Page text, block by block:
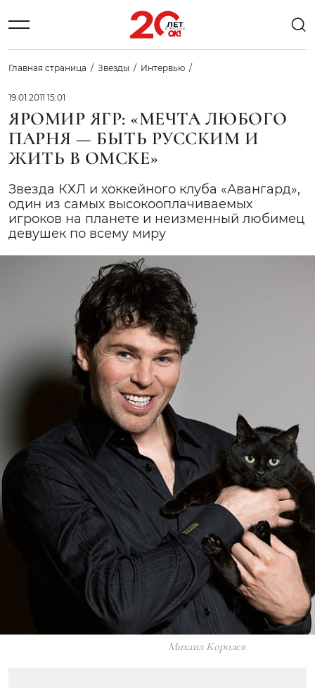
Главная страница Звезды Интервью
19.01.2011 15:01
ЯРОМИР ЯГР: «МЕЧТА ЛЮБОГО
ПАРНЯ — БЫТЬ РУССКИМ И
ЖИТЬ В ОМСКЕ»
Звезда КХЛ и хоккейного клуба «Авангард»,
один из самых высокооплачиваемых
игроков на планете и неизменный любимец
девушек по всему миру
Михаил Королев